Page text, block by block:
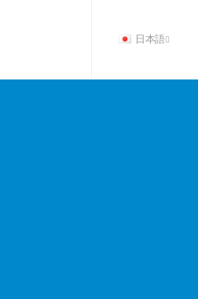
日本語